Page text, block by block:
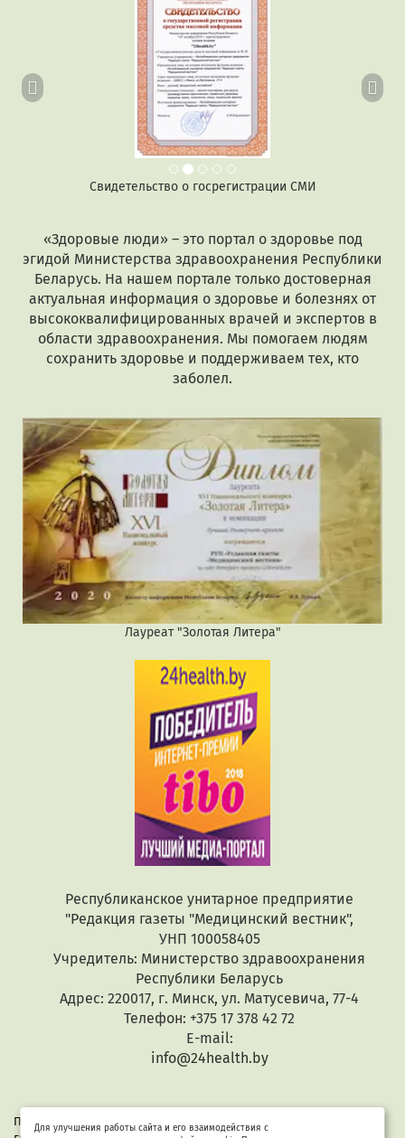
Свидетельство о госрегистрации СМИ
«Здоровые люди» – это портал о здоровье под
эгидой Министерства здравоохранения Республики
Беларусь. На нашем портале только достоверная
актуальная информация о здоровье и болезнях от
высококвалифицированных врачей и экспертов в
области здравоохранения. Мы помогаем людям
сохранить здоровье и поддерживаем тех, кто
заболел.
Лауреат "Золотая Литера"
Республиканское унитарное предприятие
"Редакция газеты "Медицинский вестник",
УНП 100058405
Учредитель: Министерство здравоохранения
Республики Беларусь
Адрес: 220017, г. Минск, ул. Матусевича, 77-4
Телефон: +375 17 378 42 72
E-mail:
info@24health.by
При копировании или цитировании текстов активная
Для улучшения работы сайта и его взаимодействия с